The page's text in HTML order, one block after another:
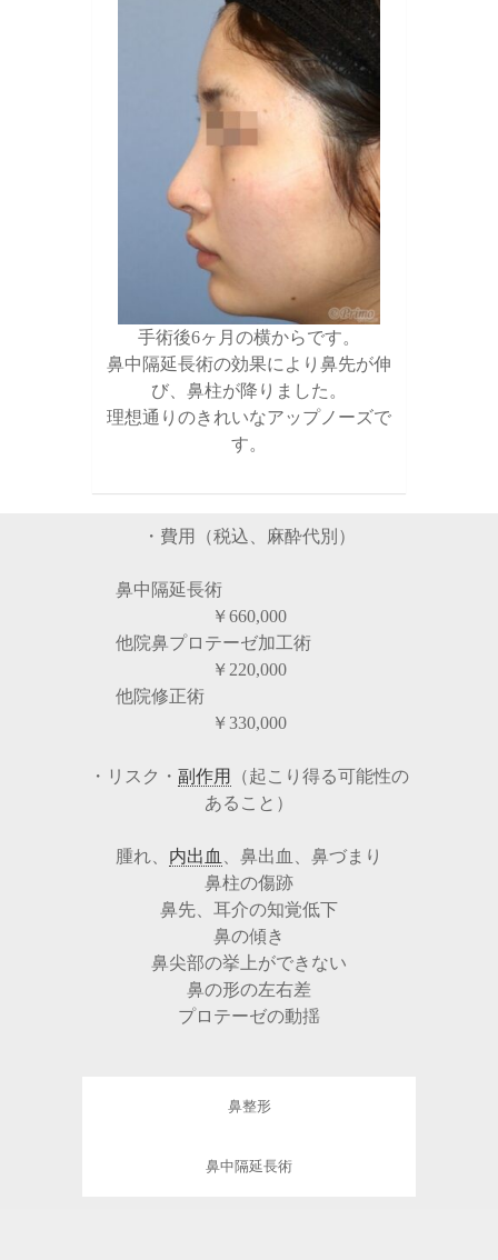
手術後6ヶ月の横からです。
鼻中隔延長術の効果により鼻先が伸
び、鼻柱が降りました。
理想通りのきれいなアップノーズで
す。
・費用（税込、麻酔代別）
鼻中隔延長術
￥660,000
他院鼻プロテーゼ加工術
￥220,000
他院修正術
￥330,000
・リスク・ 副作用
（起こり得る可能性の
あること）
腫れ、 内出血
、鼻出血、鼻づまり
鼻柱の傷跡
鼻先、耳介の知覚低下
鼻の傾き
鼻尖部の挙上ができない
鼻の形の左右差
プロテーゼの動揺
鼻整形
鼻中隔延長術